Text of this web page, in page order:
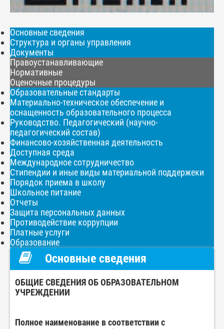
Основные сведения
Структура и органы управления
Документы
Правоустанавливающие
Нормативные
Оценочные процедуры
Образовательные стандарты
Материально-техническое обеспечение и
оснащенность образовательного процесса
Руководство. Педагогический (научно-
педагогический состав)
Финансово-хозяйственная деятельность
Доступная среда
Международное сотрудничество
Стипендии и иные виды материальной поддержеки
Порядок приема в школу
Школьное питание
Отчеты
Защита персональных данных
Противодействие коррупции
Платные услуги
Образование
Основные сведения
ОБЩИЕ СВЕДЕНИЯ ОБ ОБРАЗОВАТЕЛЬНОМ
УЧРЕЖДЕНИИ
Полное наименование в соответствии с